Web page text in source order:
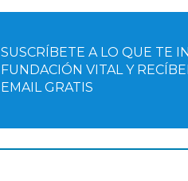
SUSCRÍBETE A LO QUE TE
FUNDACIÓN VITAL Y
EMAIL GRATIS